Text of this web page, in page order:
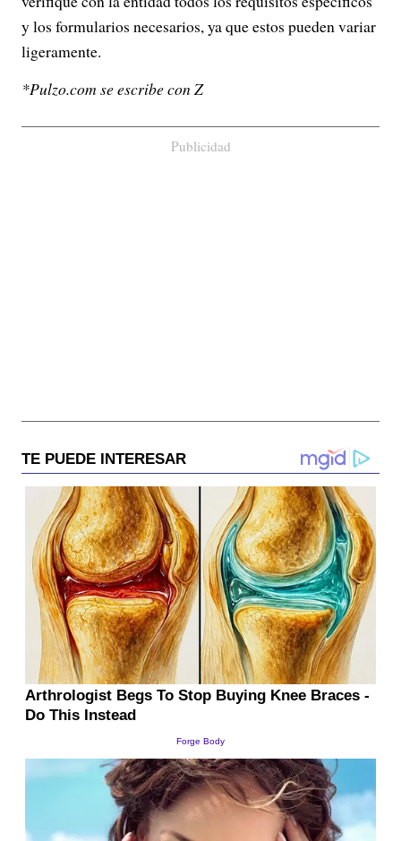
y los formularios necesarios, ya que estos pueden variar
ligeramente.
*Pulzo.com se escribe con Z
Publicidad